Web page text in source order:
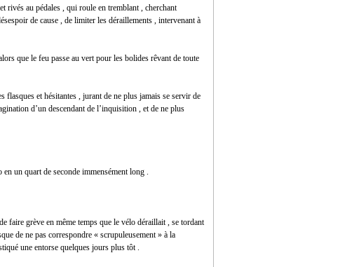
rivés au pédales , qui roule en tremblant , cherchant
de cause , de limiter les déraillements , intervenant à
que le feu passe au vert pour les bolides rêvant de toute
et hésitantes , jurant de ne plus jamais se servir de
d’un descendant de l’inquisition , et de ne plus
un quart de seconde immensément long .
faire grève en même temps que le vélo déraillait , se tordant
de ne pas correspondre « scrupuleusement » à la
une entorse quelques jours plus tôt .